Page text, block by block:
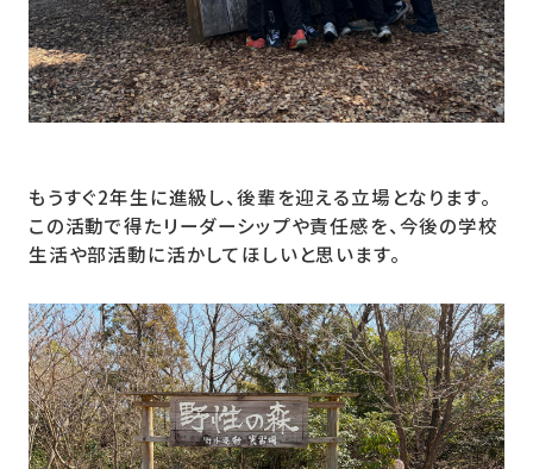
もうすぐ2年生に進級し、後輩を迎える立場となります。
この活動で得たリーダーシップや責任感を、今後の学校
生活や部活動に活かしてほしいと思います。